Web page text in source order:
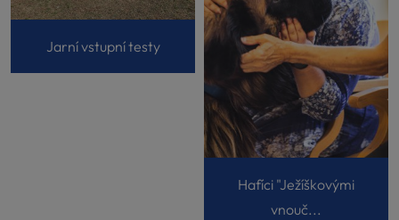
Jarní vstupní testy
Hafíci "Ježíškovými
vnouč...